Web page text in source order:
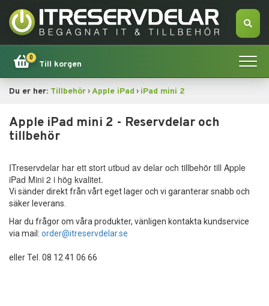
0
Till korgen
Apple
Erbjudande!
Datorsökning
Dator
Du er her: Tillbehör›Apple iPad › iPad mini 2
Apple iPad mini 2 - Reservdelar och
tillbehör
ITreservdelar har ett stort utbud av delar och tillbehör till Apple
iPad Mini 2 i hög kvalitet.
Vi sänder direkt från vårt eget lager och vi garanterar snabb och
säker leverans.
Har du frågor om våra produkter, vänligen kontakta kundservice
via mail: order@itreservdelar.se
eller Tel. 08 12 41 06 66